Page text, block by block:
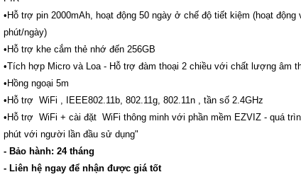
HỌP
TRỰC
TUYẾN
Maxhub
Màn
hình
MAXHUB
M27
THIẾT
BỊ
THÔNG
MINH
•Hỗ trợ pin 2000mAh, hoạt động 50 ngày ở chế độ tiết kiệm (hoạt động
phút/ngày)
•Hỗ trợ khe cắm thẻ nhớ đến 256GB
•Tích hợp Micro và Loa - Hỗ trợ đàm thoại 2 chiều với chất lượng âm
•Hồng ngoại 5m
•Hỗ trợ WiFi , IEEE802.11b, 802.11g, 802.11n , tần số 2.4GHz
•Hỗ trợ WiFi + cài đặt WiFi thông minh với phần mềm EZVIZ - quá
phút với người lần đầu sử dụng"
- Bảo hành: 24 tháng
- Liên hệ ngay để nhận được giá tốt